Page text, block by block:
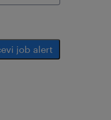
job alert